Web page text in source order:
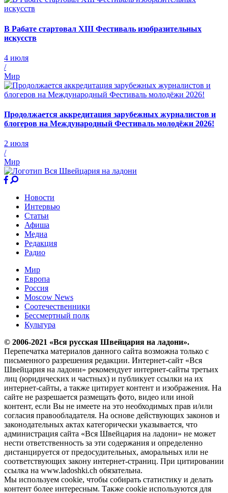
В Рабате стартовал XIII Фестиваль изобразительных
искусств
4 июля
/
Мир
Продолжается аккредитация зарубежных журналистов и
блогеров на Международный Фестиваль молодёжи 2026!
2 июля
/
Мир
Новости
Интервью
Статьи
Афиша
Медиа
Редакция
Радио
Мир
Европа
Россия
Moscow News
Соотечественники
Бессмертный полк
Культура
© 2006-2021 «Вся русская Швейцария на ладони».
Перепечатка материалов данного сайта возможна только с
письменного разрешения редакции. Интернет-сайт «Вся
Швейцария на ладони» рекомендует интернет-сайты третьих
лиц (юридических и частных) и публикует ссылки на их
интернет-сайты, а также цитирует контент и изображения. На
сайте не разрешается размещать фото, видео или иной
контент, если Вы не имеете на это необходимых прав и/или
согласия правообладателя. На основе действующих законов и
законодательных актах категорически указывается, что
администрация сайта «Вся Швейцария на ладони» не может
нести ответственность за эти содержания и определенно
дистанцируется от предосудительных, аморальных или не
соответствующих закону интернет-страниц. При цитировании
ссылка на www.ladoshki.ch обязательна.
Мы используем cookie, чтобы собирать статистику и делать
контент более интересным. Также cookie используются для